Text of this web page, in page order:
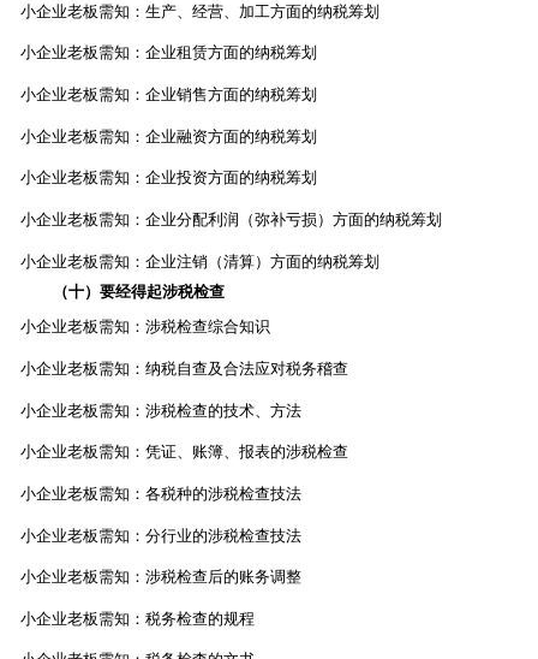
小企业老板需知：生产、经营、加工方面的纳税筹划
小企业老板需知：企业租赁方面的纳税筹划
小企业老板需知：企业销售方面的纳税筹划
小企业老板需知：企业融资方面的纳税筹划
小企业老板需知：企业投资方面的纳税筹划
小企业老板需知：企业分配利润（弥补亏损）方面的纳税筹划
小企业老板需知：企业注销（清算）方面的纳税筹划
（十）要经得起涉税检查
小企业老板需知：涉税检查综合知识
小企业老板需知：纳税自查及合法应对税务稽查
小企业老板需知：涉税检查的技术、方法
小企业老板需知：凭证、账簿、报表的涉税检查
小企业老板需知：各税种的涉税检查技法
小企业老板需知：分行业的涉税检查技法
小企业老板需知：涉税检查后的账务调整
小企业老板需知：税务检查的规程